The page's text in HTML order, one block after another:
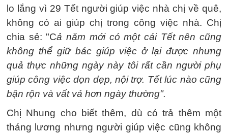
lo lắng vì 29 Tết người giúp việc nhà chị về quê,
không có ai giúp chị trong công việc nhà. Chị
chia sẻ: "Cả năm mới có một cái Tết nên cũng
không thể giữ bác giúp việc ở lại được nhưng
quả thực những ngày này tôi rất cần người phụ
giúp công việc dọn dẹp, nội trợ. Tết lúc nào cũng
bận rộn và vất vả hơn ngày thường".
Chị Nhung cho biết thêm, dù có trả thêm một
tháng lương nhưng người giúp việc cũng không